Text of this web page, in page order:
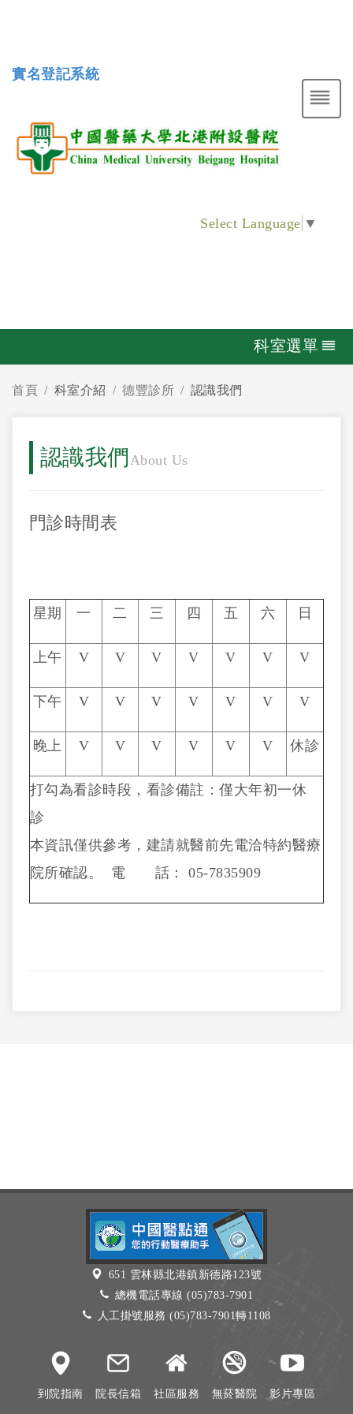
實名登記系統
Select Language ▼
科室選單
首頁 科室介紹 德豐診所 認識我們
認識我們 About Us
門診時間表
星期 一 二 三 四 五 六 日
上午 V V V V V V V
下午 V V V V V V V
晚上 V V V V V V 休診
打勾為看診時段，看診備註：僅大年初一休
診
本資訊僅供參考，建請就醫前先電洽特約醫療
院所確認。 電 話： 05-7835909
651 雲林縣北港鎮新德路123號
總機電話專線 (05)783-7901
人工掛號服務 (05)783-7901轉1108
到院指南 院長信箱 社區服務 無菸醫院 影片專區